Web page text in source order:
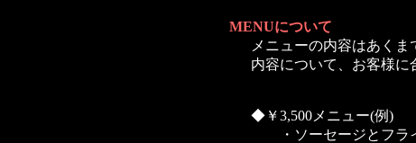
MENUについて
メニューの内容はあくま
内容について、お客様に
◆￥3,500メニュー(例)
・ソーセージとフラ